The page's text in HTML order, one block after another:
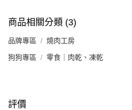
商品相關分類 (3)
品牌專區 燒肉工房
狗狗專區 零食｜肉乾、凍乾
評價